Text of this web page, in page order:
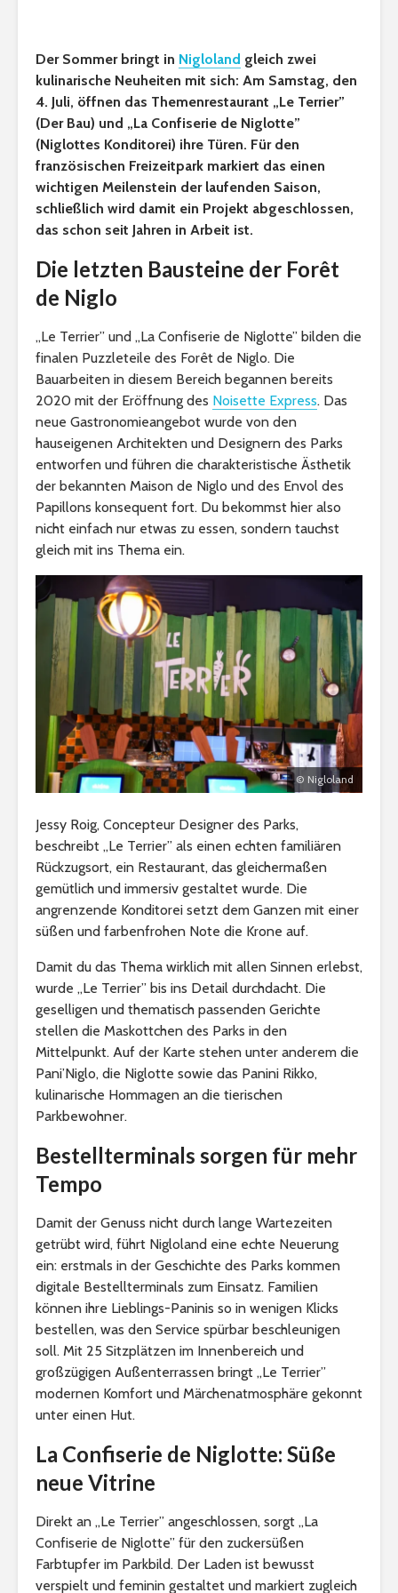
Der Sommer bringt in Nigloland gleich zwei
kulinarische Neuheiten mit sich: Am Samstag, den
4. Juli, öffnen das Themenrestaurant „Le Terrier”
(Der Bau) und „La Confiserie de Niglotte”
(Niglottes Konditorei) ihre Türen. Für den
französischen Freizeitpark markiert das einen
wichtigen Meilenstein der laufenden Saison,
schließlich wird damit ein Projekt abgeschlossen,
das schon seit Jahren in Arbeit ist.
Die letzten Bausteine der Forêt
de Niglo
„Le Terrier” und „La Confiserie de Niglotte” bilden die
finalen Puzzleteile des Forêt de Niglo. Die
Bauarbeiten in diesem Bereich begannen bereits
2020 mit der Eröffnung des Noisette Express. Das
neue Gastronomieangebot wurde von den
hauseigenen Architekten und Designern des Parks
entworfen und führen die charakteristische Ästhetik
der bekannten Maison de Niglo und des Envol des
Papillons konsequent fort. Du bekommst hier also
nicht einfach nur etwas zu essen, sondern tauchst
gleich mit ins Thema ein.
© Nigloland
Jessy Roig, Concepteur Designer des Parks,
beschreibt „Le Terrier” als einen echten familiären
Rückzugsort, ein Restaurant, das gleichermaßen
gemütlich und immersiv gestaltet wurde. Die
angrenzende Konditorei setzt dem Ganzen mit einer
süßen und farbenfrohen Note die Krone auf.
Damit du das Thema wirklich mit allen Sinnen erlebst,
wurde „Le Terrier” bis ins Detail durchdacht. Die
geselligen und thematisch passenden Gerichte
stellen die Maskottchen des Parks in den
Mittelpunkt. Auf der Karte stehen unter anderem die
Pani’Niglo, die Niglotte sowie das Panini Rikko,
kulinarische Hommagen an die tierischen
Parkbewohner.
Bestellterminals sorgen für mehr
Tempo
Damit der Genuss nicht durch lange Wartezeiten
getrübt wird, führt Nigloland eine echte Neuerung
ein: erstmals in der Geschichte des Parks kommen
digitale Bestellterminals zum Einsatz. Familien
können ihre Lieblings-Paninis so in wenigen Klicks
bestellen, was den Service spürbar beschleunigen
soll. Mit 25 Sitzplätzen im Innenbereich und
großzügigen Außenterrassen bringt „Le Terrier”
modernen Komfort und Märchenatmosphäre gekonnt
unter einen Hut.
La Confiserie de Niglotte: Süße
neue Vitrine
Direkt an „Le Terrier” angeschlossen, sorgt „La
Confiserie de Niglotte” für den zuckersüßen
Farbtupfer im Parkbild. Der Laden ist bewusst
verspielt und feminin gestaltet und markiert zugleich